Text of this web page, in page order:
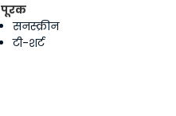
पूरक
सनस्क्रीन
टी-शर्ट